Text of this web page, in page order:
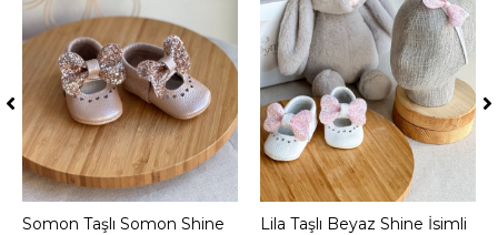
Sepete Ekle
Somon Taşlı Somon Shine
Sepete Ekle
Lila Taşlı Beyaz Shine İsimli